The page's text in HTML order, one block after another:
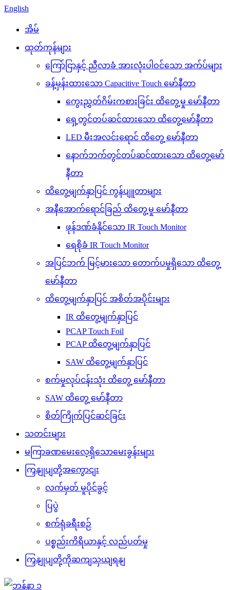
English
အိမ်
ထုတ်ကုန်များ
ကြော်ငြာနှင့် ညီလာခံ အားလုံးပါဝင်သော အက်ပ်များ
ခန့်မှန်းထားသော Capacitive Touch မော်နီတာ
ကွေးညွှတ်ဂိမ်းကစားခြင်း ထိတွေ့မှု မော်နီတာ
ရှေ့တွင်တပ်ဆင်ထားသော ထိတွေ့မော်နီတာ
LED မီးအလင်းရောင် ထိတွေ့ မော်နီတာ
နောက်ဘက်တွင်တပ်ဆင်ထားသော ထိတွေ့မော်
နီတာ
ထိတွေ့မျက်နှာပြင် ကွန်ပျူတာများ
အနီအောက်ရောင်ခြည် ထိတွေ့မှု မော်နီတာ
ဖုန်ဒဏ်ခံနိုင်သော IR Touch Monitor
ရေစိုခံ IR Touch Monitor
အပြင်ဘက် မြင့်မားသော တောက်ပမှုရှိသော ထိတွေ့
မော်နီတာ
ထိတွေ့မျက်နှာပြင် အစိတ်အပိုင်းများ
IR ထိတွေ့မျက်နှာပြင်
PCAP Touch Foil
PCAP ထိတွေ့မျက်နှာပြင်
SAW ထိတွေ့မျက်နှာပြင်
စက်မှုလုပ်ငန်းသုံး ထိတွေ့ မော်နီတာ
SAW ထိတွေ့ မော်နီတာ
စိတ်ကြိုက်ပြင်ဆင်ခြင်း
သတင်းများ
မကြာခဏမေးလေ့ရှိသောမေးခွန်းများ
ကြှနျုပျတို့အကွောငျး
လက်မှတ် မူပိုင်ခွင့်
ပြပွဲ
စက်ရုံခရီးစဉ်
ပစ္စည်းကိရိယာနှင့် လည်ပတ်မှု
ကြှနျုပျတို့ကိုဆကျသှယျရနျ